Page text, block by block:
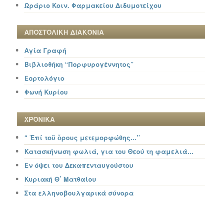
Ωράριο Κοιν. Φαρμακείου Διδυμοτείχου
ΑΠΟΣΤΟΛΙΚΗ ΔΙΑΚΟΝΙΑ
Αγία Γραφή
Βιβλιοθήκη “Πορφυρογέννητος”
Εορτολόγιο
Φωνή Κυρίου
ΧΡΟΝΙΚΑ
“ Ἐπί τοῦ ὄρους μετεμορφώθης…”
Κατασκήνωση φωλιά, για του Θεού τη φαμελιά…
Εν όψει του Δεκαπενταυγούστου
Κυριακή Θ΄ Ματθαίου
Στα ελληνοβουλγαρικά σύνορα